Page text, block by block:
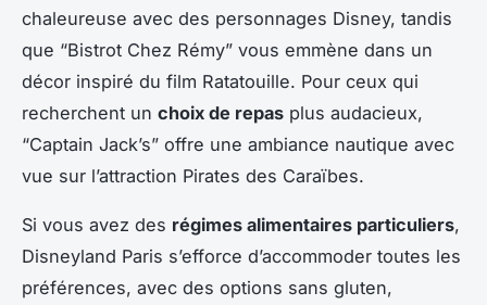
chaleureuse avec des personnages Disney, tandis
que “Bistrot Chez Rémy” vous emmène dans un
décor inspiré du film Ratatouille. Pour ceux qui
recherchent un choix de repas plus audacieux,
“Captain Jack’s” offre une ambiance nautique avec
vue sur l’attraction Pirates des Caraïbes.
Si vous avez des régimes alimentaires particuliers,
Disneyland Paris s’efforce d’accommoder toutes les
préférences, avec des options sans gluten,